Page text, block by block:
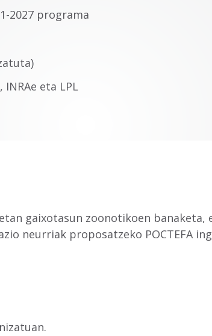
2027 programa
eta LPL
gaixotasun zoonotikoen
neurriak proposatzeko POCTEFA